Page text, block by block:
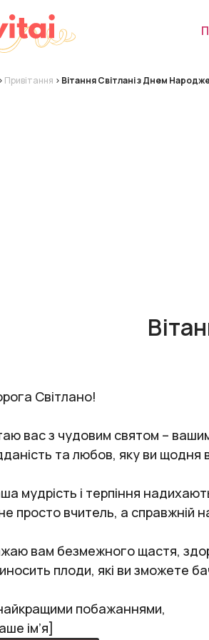
> Привітання > Вітання Світлані з Днем
Світлано!
вас з чудовим святом –
та любов, яку ви щодня
мудрість і терпіння
просто вчитель, а справжній
вам безмежного щастя,
плоди, які ви зможете
побажаннями,
ім’я]